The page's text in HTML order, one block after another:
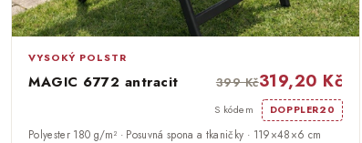
VYSOKÝ POLSTR
MAGIC 6772 antracit 399 Kč319,20 Kč
S kódem DOPPLER20
Polyester 180 g/m² · Posuvná spona a tkaničky · 119×48×6 cm